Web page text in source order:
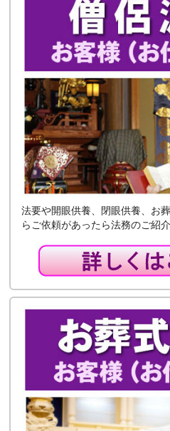
法要や開眼供養、閉眼供養、お
らご依頼があったら法務のご紹